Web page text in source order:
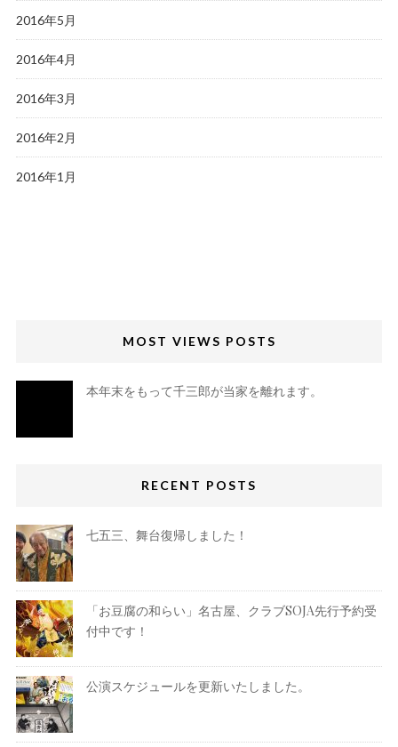
2016年5月
2016年4月
2016年3月
2016年2月
2016年1月
MOST VIEWS POSTS
本年末をもって千三郎が当家を離れます。
RECENT POSTS
七五三、舞台復帰しました！
「お豆腐の和らい」名古屋、クラブSOJA先行予約受
付中です！
公演スケジュールを更新いたしました。